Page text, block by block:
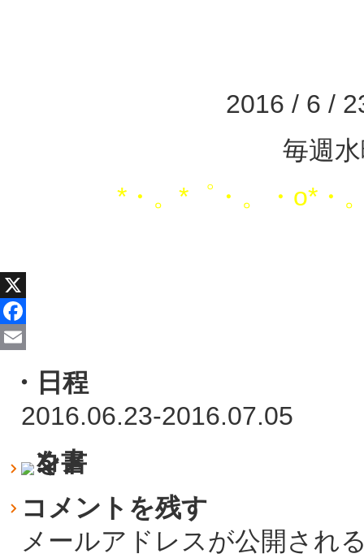
2016 / 6 /
毎週
*・。*゜・。・o*・
X
Facebook
日程
2016.06.23-2016.07.05
コメントを残す
メールアドレスが公開され